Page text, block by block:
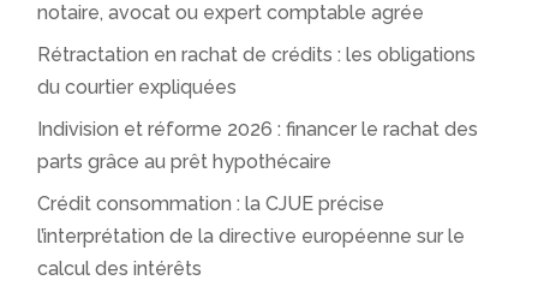
notaire, avocat ou expert comptable agrée
Rétractation en rachat de crédits : les obligations
du courtier expliquées
Indivision et réforme 2026 : financer le rachat des
parts grâce au prêt hypothécaire
Crédit consommation : la CJUE précise
l’interprétation de la directive européenne sur le
calcul des intérêts